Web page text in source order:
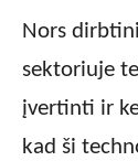
Nors
sektoriuje
įvertinti ir
kad ši